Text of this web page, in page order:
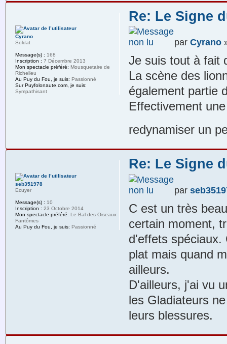
Re: Le Signe
par Cyrano
Je suis tout à fait
La scène des
également partie
Effectivement
redynamiser un
Cyrano
Soldat
Message(s) : 168
Inscription : 7 Décembre 2013
Mon spectacle préféré: Mousquetaire de
Richelieu
Au Puy du Fou, je suis: Passionné
Sur Puyfolonaute.com, je suis:
Sympathisant
Re: Le Signe
par
C est un très
certain moment,
d'effets spéciaux.
plat mais quand
ailleurs.
D'ailleurs, j'ai vu
les Gladiateurs
leurs blessures.
seb351978
Ecuyer
Message(s) : 10
Inscription : 23 Octobre 2014
Mon spectacle préféré: Le Bal des Oiseaux
Fantômes
Au Puy du Fou, je suis: Passionné